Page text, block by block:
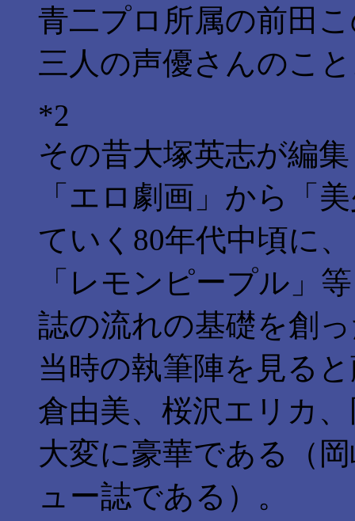
青二プロ所属の前田
三人の声優さんのこ
*2
その昔大塚英志が編
「エロ劇画」から「
ていく80年代中頃に、
「レモンピープル」
誌の流れの基礎を創
当時の執筆陣を見る
倉由美、桜沢エリカ
大変に豪華である（
ュー誌である）。